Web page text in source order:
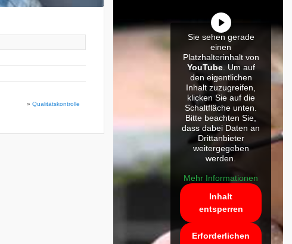
» Qualitätskontrolle
Sie sehen gerade
einen
Platzhalterinhalt von
YouTube. Um auf
den eigentlichen
Inhalt zuzugreifen,
klicken Sie auf die
Schaltfläche unten.
Bitte beachten Sie,
dass dabei Daten an
Drittanbieter
weitergegeben
werden.
Mehr Informationen
Inhalt
entsperren
Erforderlichen